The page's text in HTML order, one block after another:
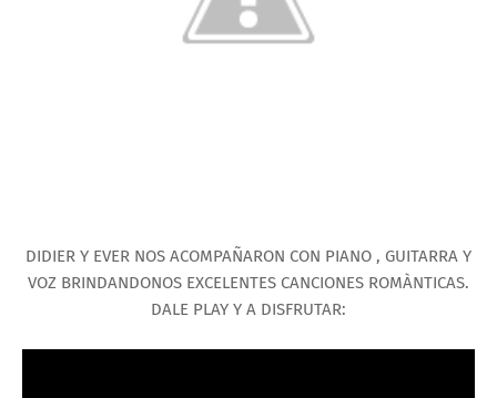
DIDIER Y EVER NOS ACOMPAÑARON CON PIANO , GUITARRA Y
VOZ BRINDANDONOS EXCELENTES CANCIONES ROMÀNTICAS.
DALE PLAY Y A DISFRUTAR: